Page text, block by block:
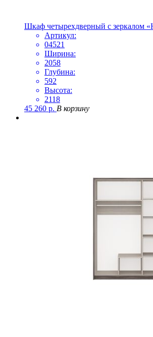
Шкаф четырехдверный с зеркалом
Артикул:
04521
Ширина:
2058
Глубина:
592
Высота:
2118
45 260 р. В корзину